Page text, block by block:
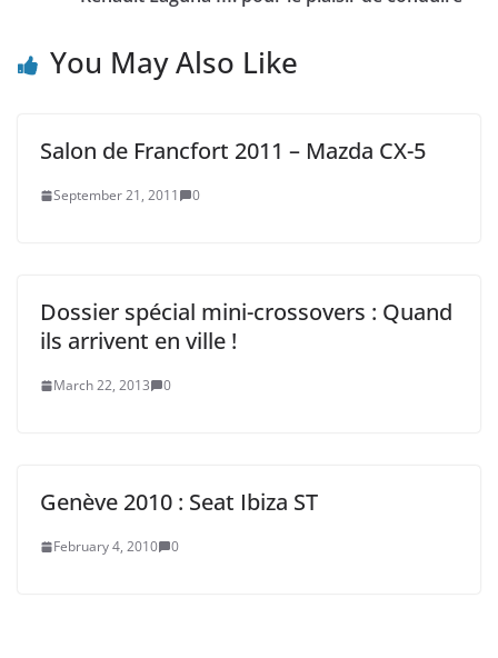
You May Also Like
Salon de Francfort 2011 – Mazda CX-5
September 21, 2011 0
Dossier spécial mini-crossovers : Quand
ils arrivent en ville !
March 22, 2013 0
Genève 2010 : Seat Ibiza ST
February 4, 2010 0